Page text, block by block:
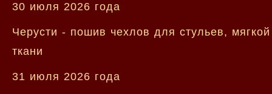
30 июля 2026 года
Черусти - пошив чехлов для стульев,
ткани
31 июля 2026 года